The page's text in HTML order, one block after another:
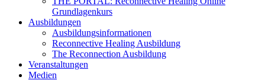
Grundlagenkurs
Ausbildungen
Ausbildungsinformationen
Reconnective Healing Ausbildung
The Reconnection Ausbildung
Veranstaltungen
Medien